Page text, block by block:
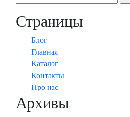
Страницы
Блог
Главная
Каталог
Контакты
Про нас
Архивы